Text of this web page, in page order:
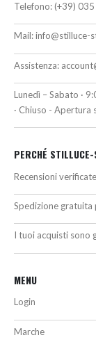
Telefono: (+39)
Mail:info@stilluce-
Assistenza:
Lunedì – Sabato ·
· Chiuso - Apertura
PERCHÉ
Recensioni
Spedizione gratuita
I tuoi acquisti sono
MENU
Login
Marche